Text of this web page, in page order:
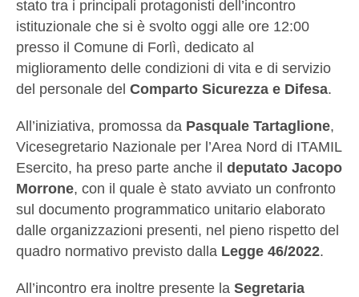
stato tra i principali protagonisti dell’incontro
istituzionale che si è svolto oggi alle ore 12:00
presso il Comune di Forlì, dedicato al
miglioramento delle condizioni di vita e di servizio
del personale del Comparto Sicurezza e Difesa.
All’iniziativa, promossa da Pasquale Tartaglione,
Vicesegretario Nazionale per l’Area Nord di ITAMIL
Esercito, ha preso parte anche il deputato Jacopo
Morrone, con il quale è stato avviato un confronto
sul documento programmatico unitario elaborato
dalle organizzazioni presenti, nel pieno rispetto del
quadro normativo previsto dalla Legge 46/2022.
All’incontro era inoltre presente la Segretaria